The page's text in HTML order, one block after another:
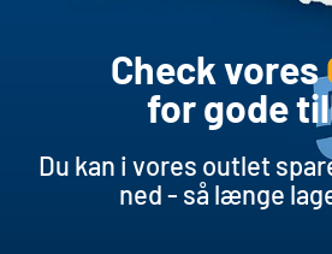
Kosan
Vi tilbyder et bredt
kvalitetsgasprodukter til
erhverv. Uanset om du
grillen, campingturen
opvarmning, har vi det,
Check vores
for gode
Du kan i vores outlet
ned - så længe